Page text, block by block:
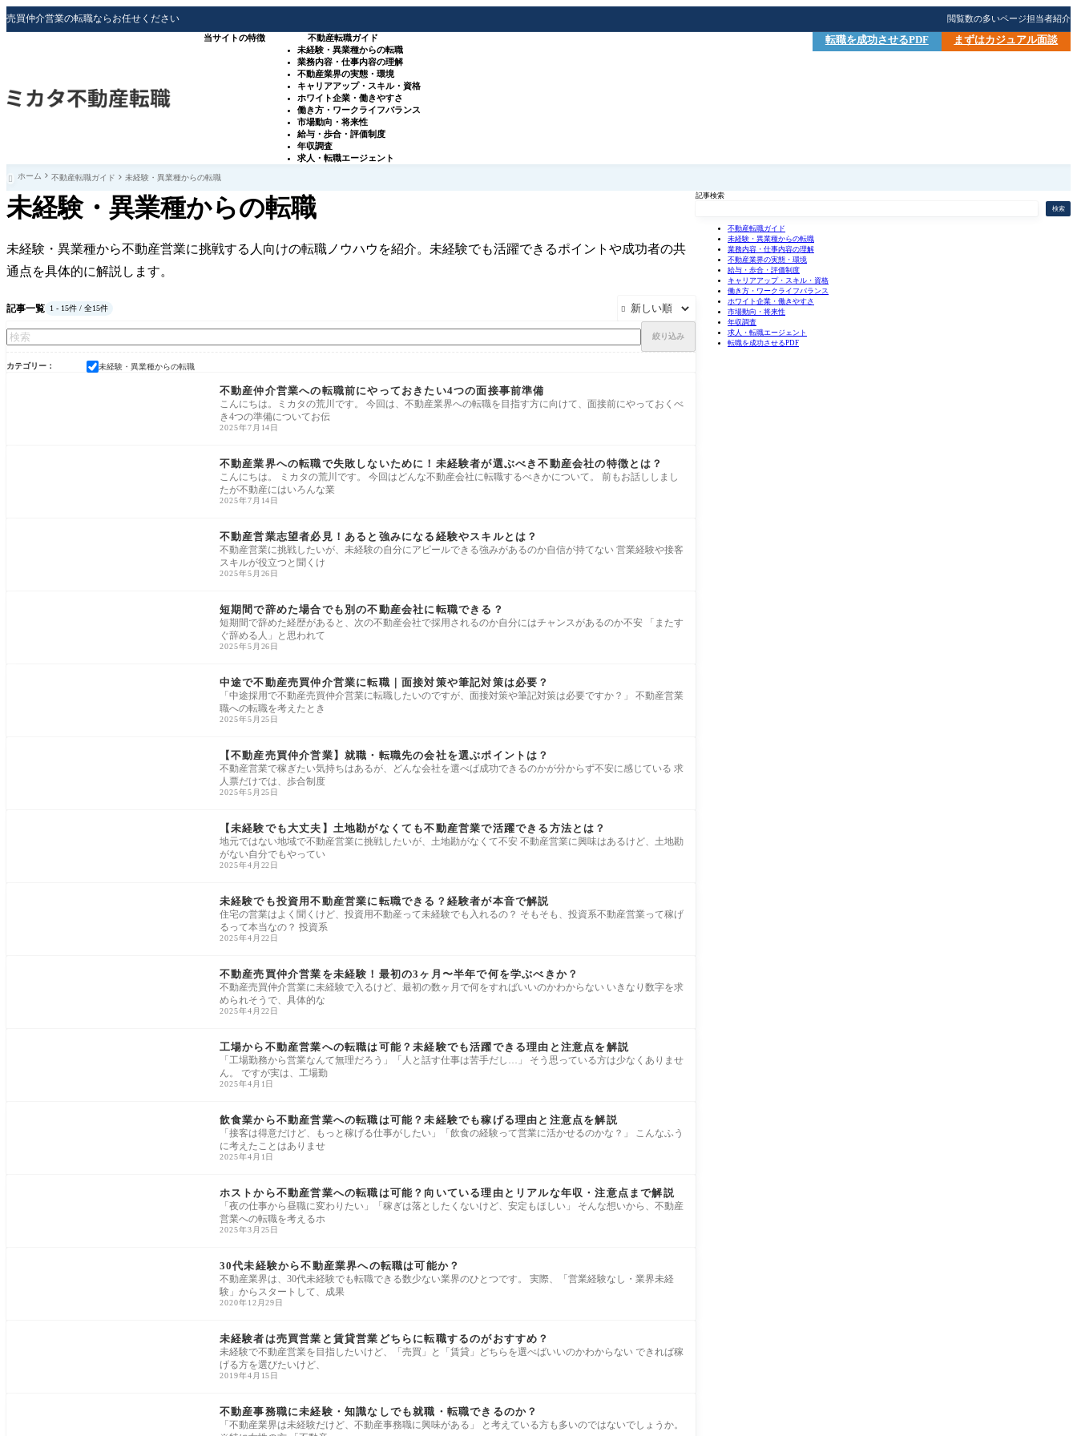
売買仲介営業の転職ならお任せください 閲覧数の多いページ担当者紹介
当サイトの特徴
不動産転職ガイド
未経験・異業種からの転職
業務内容・仕事内容の理解
不動産業界の実態・環境
キャリアアップ・スキル・資格
ホワイト企業・働きやすさ
働き方・ワークライフバランス
市場動向・将来性
給与・歩合・評価制度
年収調査
求人・転職エージェント
転職を成功させるPDF まずはカジュアル面談
 ホーム 不動産転職ガイド 未経験・異業種からの転職
未経験・異業種からの転職
未経験・異業種から不動産営業に挑戦する人向けの転職ノウハウを紹介。未経験でも活躍できるポイントや成功者の共
通点を具体的に解説します。
記事一覧 1 - 15件 / 全15件 
絞り込み
カテゴリー 未経験・異業種からの転職
未経験・異業種からの転職
不動産仲介営業への転職前にやっておきたい4つの面接事前準備
こんにちは。ミカタの荒川です。 今回は、不動産業界への転職を目指す方に向けて、面接前にやっておくべ
き4つの準備についてお伝
2025年7月14日
不動産業界への転職で失敗しないために！未経験者が選ぶべき不動産会社の特徴とは？
こんにちは。 ミカタの荒川です。 今回はどんな不動産会社に転職するべきかについて。 前もお話ししまし
たが不動産にはいろんな業
2025年7月14日
不動産営業志望者必見！あると強みになる経験やスキルとは？
不動産営業に挑戦したいが、未経験の自分にアピールできる強みがあるのか自信が持てない 営業経験や接客
スキルが役立つと聞くけ
2025年5月26日
短期間で辞めた場合でも別の不動産会社に転職できる？
短期間で辞めた経歴があると、次の不動産会社で採用されるのか自分にはチャンスがあるのか不安 「またす
ぐ辞める人」と思われて
2025年5月26日
中途で不動産売買仲介営業に転職｜面接対策や筆記対策は必要？
「中途採用で不動産売買仲介営業に転職したいのですが、面接対策や筆記対策は必要ですか？」 不動産営業
職への転職を考えたとき
2025年5月25日
【不動産売買仲介営業】就職・転職先の会社を選ぶポイントは？
不動産営業で稼ぎたい気持ちはあるが、どんな会社を選べば成功できるのかが分からず不安に感じている 求
人票だけでは、歩合制度
2025年5月25日
【未経験でも大丈夫】土地勘がなくても不動産営業で活躍できる方法とは？
地元ではない地域で不動産営業に挑戦したいが、土地勘がなくて不安 不動産営業に興味はあるけど、土地勘
がない自分でもやってい
2025年4月22日
未経験でも投資用不動産営業に転職できる？経験者が本音で解説
住宅の営業はよく聞くけど、投資用不動産って未経験でも入れるの？ そもそも、投資系不動産営業って稼げ
るって本当なの？ 投資系
2025年4月22日
不動産売買仲介営業を未経験！最初の3ヶ月〜半年で何を学ぶべきか？
不動産売買仲介営業に未経験で入るけど、最初の数ヶ月で何をすればいいのかわからない いきなり数字を求
められそうで、具体的な
2025年4月22日
工場から不動産営業への転職は可能？未経験でも活躍できる理由と注意点を解説
「工場勤務から営業なんて無理だろう」「人と話す仕事は苦手だし…」 そう思っている方は少なくありませ
ん。 ですが実は、工場勤
2025年4月1日
飲食業から不動産営業への転職は可能？未経験でも稼げる理由と注意点を解説
「接客は得意だけど、もっと稼げる仕事がしたい」「飲食の経験って営業に活かせるのかな？」 こんなふう
に考えたことはありませ
2025年4月1日
ホストから不動産営業への転職は可能？向いている理由とリアルな年収・注意点まで解説
「夜の仕事から昼職に変わりたい」「稼ぎは落としたくないけど、安定もほしい」 そんな想いから、不動産
営業への転職を考えるホ
2025年3月25日
30代未経験から不動産業界への転職は可能か？
不動産業界は、30代未経験でも転職できる数少ない業界のひとつです。 実際、「営業経験なし・業界未経
験」からスタートして、成果
2020年12月29日
未経験者は売買営業と賃貸営業どちらに転職するのがおすすめ？
未経験で不動産営業を目指したいけど、「売買」と「賃貸」どちらを選べばいいのかわからない できれば稼
げる方を選びたいけど、
2019年4月15日
不動産事務職に未経験・知識なしでも就職・転職できるのか？
「不動産業界は未経験だけど、不動産事務職に興味がある」 と考えている方も多いのではないでしょうか。
記事検索
検索
不動産転職ガイド
未経験・異業種からの転職
業務内容・仕事内容の理解
不動産業界の実態・環境
給与・歩合・評価制度
キャリアアップ・スキル・資格
働き方・ワークライフバランス
ホワイト企業・働きやすさ
市場動向・将来性
年収調査
求人・転職エージェント
転職を成功させるPDF